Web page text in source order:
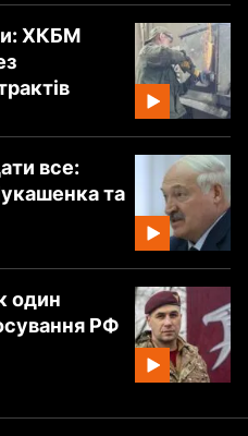
ХКБМ
все:
та
один
РФ